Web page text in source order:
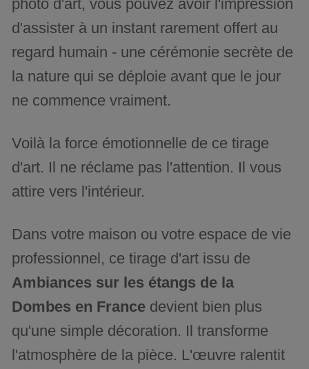
photo d'art, vous pouvez avoir l'impression
d'assister à un instant rarement offert au
regard humain - une cérémonie secrète de
la nature qui se déploie avant que le jour
ne commence vraiment.
Voilà la force émotionnelle de ce tirage
d'art. Il ne réclame pas l'attention. Il vous
attire vers l'intérieur.
Dans votre maison ou votre espace de vie
professionnel, ce tirage d'art issu de
Ambiances sur les étangs de la
Dombes en France devient bien plus
qu'une simple décoration. Il transforme
l'atmosphère de la pièce. L'œuvre ralentit